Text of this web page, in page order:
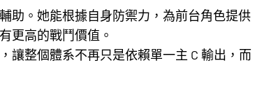
助。她能根據自身防禦力，為前台角色提供
更高的戰鬥價值。
讓整個體系不再只是依賴單一主 C 輸出，而